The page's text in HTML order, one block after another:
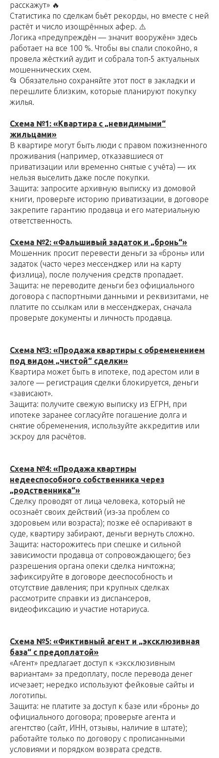
расскажут» 🔥
Статистика по сделкам бьёт рекорды, но вместе с ней
растёт и число изощрённых афер. ⚠️
Логика «предупреждён — значит вооружён» здесь
работает на все 100 %. Чтобы вы спали спокойно, я
провела жёсткий аудит и собрала топ‑5 актуальных
мошеннических схем.
📂 Обязательно сохраняйте этот пост в закладки и
перешлите близким, которые планируют покупку
жилья.
Схема №1: «Квартира с „невидимыми“
жильцами»
В квартире могут быть люди с правом пожизненного
проживания (например, отказавшиеся от
приватизации или временно снятые с учёта) — их
нельзя выселить даже после покупки.
Защита: запросите архивную выписку из домовой
книги, проверьте историю приватизации, в договоре
закрепите гарантию продавца и его материальную
ответственность.
Схема №2: «Фальшивый задаток и „бронь“»
Мошенник просит перевести деньги за «бронь» или
задаток (часто через мессенджер или на карту
физлица), после получения средств пропадает.
Защита: не переводите деньги без официального
договора с паспортными данными и реквизитами, не
платите по ссылкам или в мессенджерах, сначала
проверьте документы и личность продавца.
Схема №3: «Продажа квартиры с обременением
под видом „чистой“ сделки»
Квартира может быть в ипотеке, под арестом или в
залоге — регистрация сделки блокируется, деньги
«зависают».
Защита: получите свежую выписку из ЕГРН, при
ипотеке заранее согласуйте погашение долга и
снятие обременения, используйте аккредитив или
эскроу для расчётов.
Схема №4: «Продажа квартиры
недееспособного собственника через
„родственника“»
Сделку проводят от лица человека, который не
осознаёт своих действий (из‑за проблем со
здоровьем или возраста); позже её оспаривают в
суде, квартиру забирают, деньги вернуть сложно.
Защита: насторожитесь при спешке и сильной
зависимости продавца от сопровождающего; без
разрешения органа опеки сделка ничтожна;
зафиксируйте в договоре дееспособность и
отсутствие давления; при крупных сделках
рассмотрите справки из диспансеров,
видеофиксацию и участие нотариуса.
Схема №5: «Фиктивный агент и „эксклюзивная
база“ с предоплатой»
«Агент» предлагает доступ к «эксклюзивным
вариантам» за предоплату, после перевода денег
исчезает; нередко используют фейковые сайты и
логотипы.
Защита: не платите за доступ к базе или «бронь» до
официального договора; проверьте агента и
агентство (сайт, ИНН, отзывы, наличие в штате);
работайте только по договору с прописанными
условиями и порядком возврата средств.